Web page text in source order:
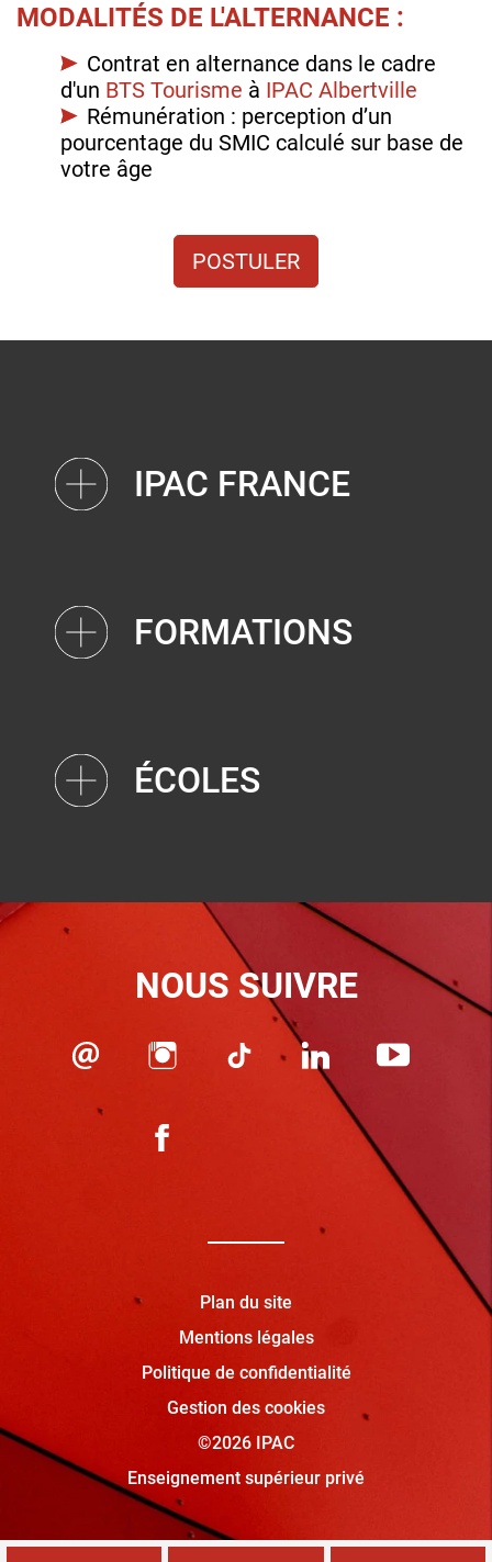
MODALITÉS DE L'ALTERNANCE :
Contrat en alternance dans le cadre
d'un BTS Tourisme à IPAC Albertville
Rémunération : perception d’un
pourcentage du SMIC calculé sur base de
votre âge
POSTULER
IPAC FRANCE
FORMATIONS
ÉCOLES
NOUS SUIVRE
Plan du site
Mentions légales
Politique de confidentialité
Gestion des cookies
©2026 IPAC
Enseignement supérieur privé